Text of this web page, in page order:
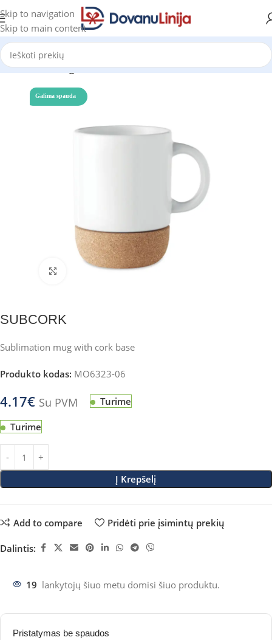
Skip to navigation
Skip to main content
Pradžia Katalogas
Galima spauda
Click to enlarge
SUBCORK
Sublimation mug with cork base
Produkto kodas: MO6323-06
4.17€ Su PVM Turime
Turime
Į Krepšelį
Add to compare Pridėti prie įsimintų prekių
Dalintis:
19 lankytojų šiuo metu domisi šiuo produktu.
Pristatymas be spaudos